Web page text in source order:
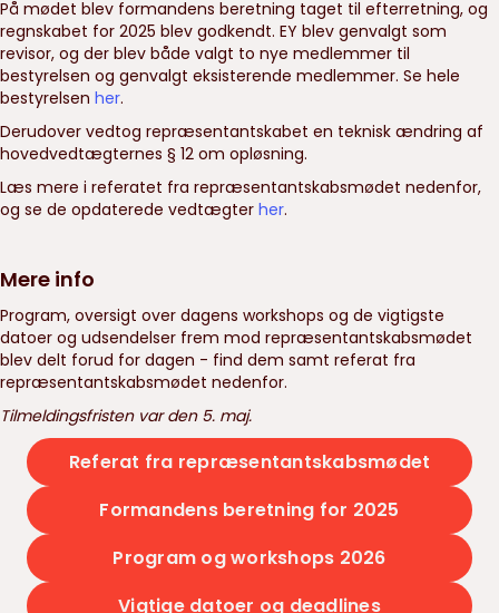
På mødet blev formandens beretning taget til efterretning, og
regnskabet for 2025 blev godkendt. EY blev genvalgt som
revisor, og der blev både valgt to nye medlemmer til
bestyrelsen og genvalgt eksisterende medlemmer. Se hele
bestyrelsen her.
Derudover vedtog repræsentantskabet en teknisk ændring af
hovedvedtægternes § 12 om opløsning.
Læs mere i referatet fra repræsentantskabsmødet nedenfor,
og se de opdaterede vedtægter her.
Mere info
Program, oversigt over dagens workshops og de vigtigste
datoer og udsendelser frem mod repræsentantskabsmødet
blev delt forud for dagen - find dem samt referat fra
repræsentantskabsmødet nedenfor.
Tilmeldingsfristen var den 5. maj.
Referat fra repræsentantskabsmødet
Formandens beretning for 2025
Program og workshops 2026
Vigtige datoer og deadlines